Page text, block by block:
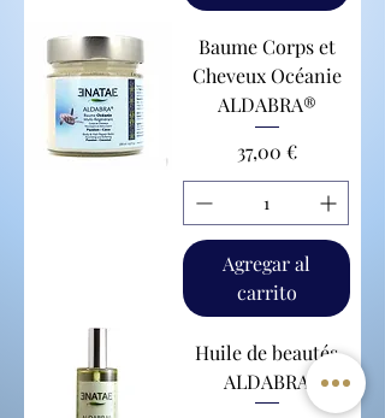
Baume Corps et
Cheveux Océanie
ALDABRA®
Precio
37,00 €
Agregar al
carrito
Huile de beautés
ALDABRA